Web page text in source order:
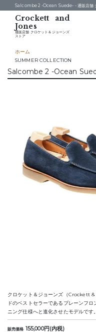
通販店舗 クロケット＆ジョーンズ
ストア
Salcombe 2 -Ocean Suede- - 通販店舗 クロケット＆ジョーンズ
ホーム
SUMMER COLLECTION
Salcombe 2 -Ocean
クロケット＆ジョーンズ（Crockett
ドのベストセラーであるプレーンフ
ニング仕様へと進化させたモデルです。
販売価格 155,000円(内税)